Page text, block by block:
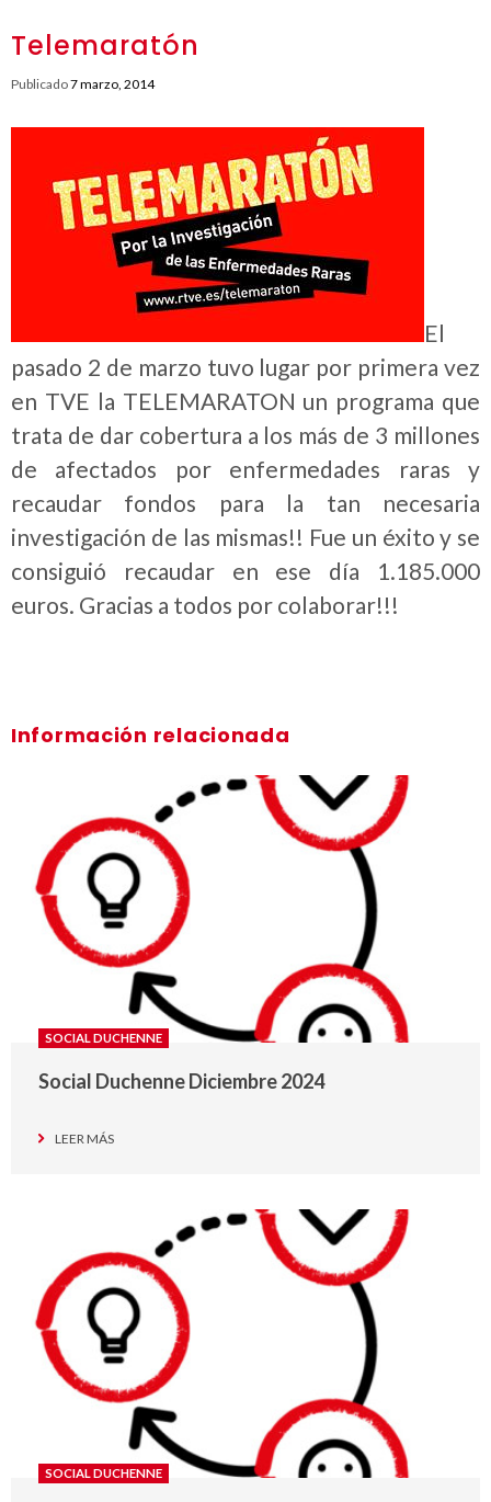
Telemaratón
Publicado7 marzo, 2014
El
pasado 2 de marzo tuvo lugar por primera vez
en TVE la TELEMARATON un programa que
trata de dar cobertura a los más de 3 millones
de afectados por enfermedades raras y
recaudar fondos para la tan necesaria
investigación de las mismas!! Fue un éxito y se
consiguió recaudar en ese día 1.185.000
euros. Gracias a todos por colaborar!!!
Información relacionada
SOCIAL DUCHENNE
Social Duchenne Diciembre 2024
LEER MÁS
SOCIAL DUCHENNE